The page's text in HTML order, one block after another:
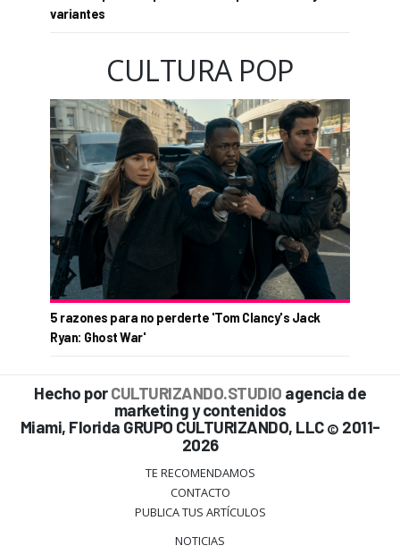
variantes
CULTURA POP
5 razones para no perderte 'Tom Clancy's Jack
Ryan: Ghost War'
Hecho porCULTURIZANDO.STUDIO agencia de
marketing y contenidos
Miami, Florida GRUPO CULTURIZANDO, LLC © 2011-
2026
TE RECOMENDAMOS
CONTACTO
PUBLICA TUS ARTÍCULOS
NOTICIAS